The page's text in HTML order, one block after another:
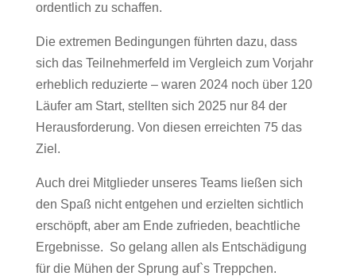
ordentlich zu schaffen.
Die extremen Bedingungen führten dazu, dass
sich das Teilnehmerfeld im Vergleich zum Vorjahr
erheblich reduzierte – waren 2024 noch über 120
Läufer am Start, stellten sich 2025 nur 84 der
Herausforderung. Von diesen erreichten 75 das
Ziel.
Auch drei Mitglieder unseres Teams ließen sich
den Spaß nicht entgehen und erzielten sichtlich
erschöpft, aber am Ende zufrieden, beachtliche
Ergebnisse. So gelang allen als Entschädigung
für die Mühen der Sprung auf`s Treppchen.